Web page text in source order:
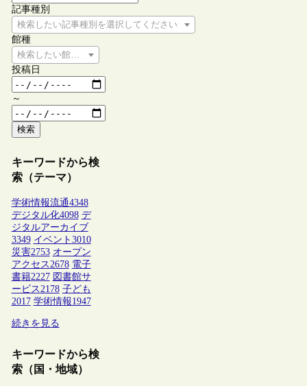
記事種別
検索したい記事種別を選択してください
館種
検索したい館種を選択してください
投稿日
～
検索
キーワードから検
索（テーマ）
学術情報流通4348
デジタル化4098 デ
ジタルアーカイブ
3349 イベント 3010
災害2753 オープン
アクセス 2678 電子
書籍2227 図書館サ
ービス 2178 子ども
2017 学術情報1947
続きを見る
キーワードから検
索（国・地域）